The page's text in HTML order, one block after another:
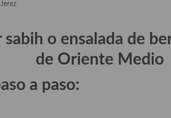
sabih o ensalada de
de Oriente Medio
a paso: